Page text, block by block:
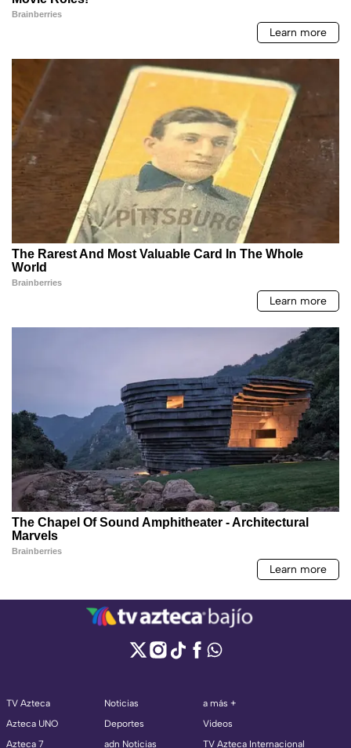
TV Azteca
Azteca UNO
Azteca 7
Noticias
Deportes
adn Noticias
a más +
Videos
TV Azteca Internacional